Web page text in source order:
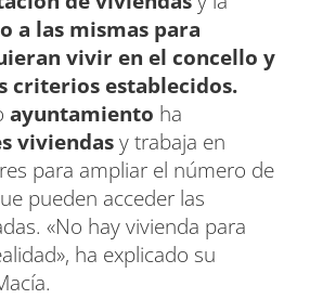
a las mismas para
vivir en el concello y
criterios establecidos.
ayuntamiento ha
viviendasy trabaja en
para ampliar el número de
pueden acceder las
«No hay vivienda para
ha explicado su